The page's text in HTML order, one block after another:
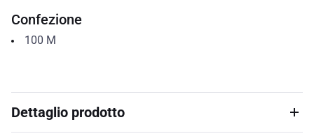
Confezione
100 M
Dettaglio prodotto